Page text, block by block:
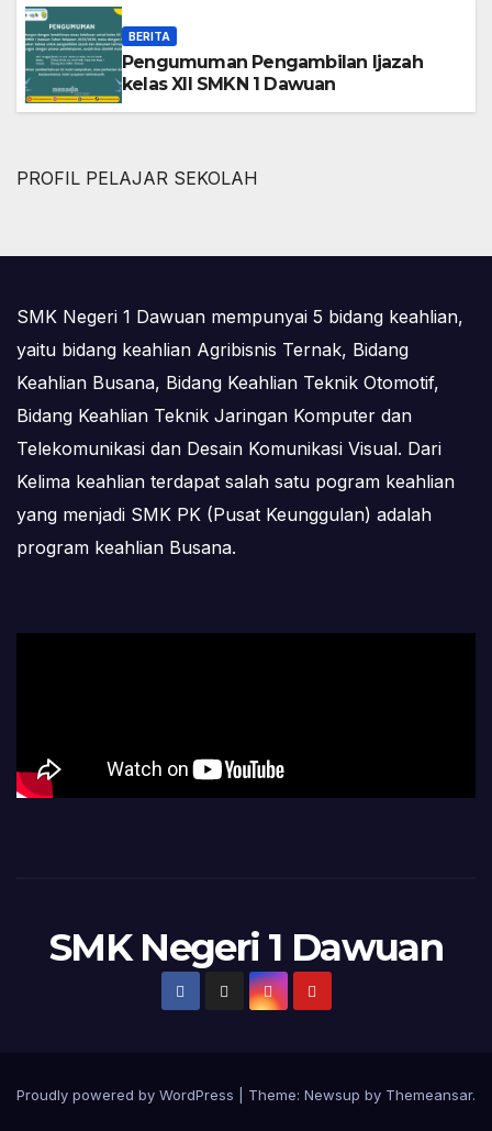
BERITA
Pengumuman Pengambilan Ijazah
kelas XII SMKN 1 Dawuan
PROFIL PELAJAR SEKOLAH
SMK Negeri 1 Dawuan mempunyai 5 bidang keahlian,
yaitu bidang keahlian Agribisnis Ternak, Bidang
Keahlian Busana, Bidang Keahlian Teknik Otomotif,
Bidang Keahlian Teknik Jaringan Komputer dan
Telekomunikasi dan Desain Komunikasi Visual. Dari
Kelima keahlian terdapat salah satu pogram keahlian
yang menjadi SMK PK (Pusat Keunggulan) adalah
program keahlian Busana.
SMK Negeri 1 Dawuan
Proudly powered by WordPress Theme: Newsup by Themeansar.